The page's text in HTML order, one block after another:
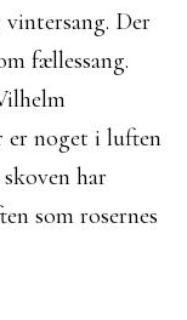
Der
fællessang.
er noget i luften
har
som rosernes